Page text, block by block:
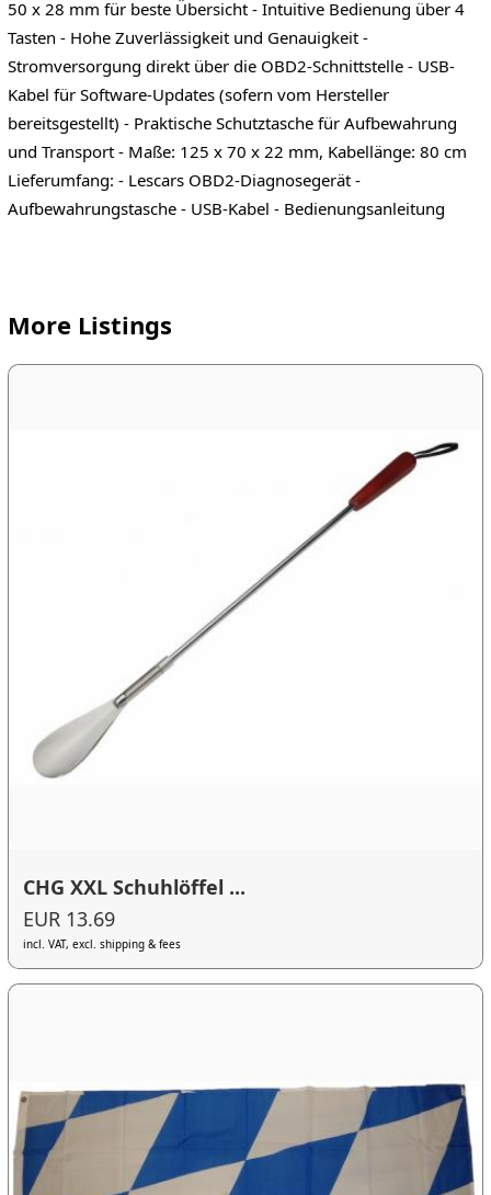
50 x 28 mm für beste Übersicht - Intuitive Bedienung über 4
Tasten - Hohe Zuverlässigkeit und Genauigkeit -
Stromversorgung direkt über die OBD2-Schnittstelle - USB-
Kabel für Software-Updates (sofern vom Hersteller
bereitsgestellt) - Praktische Schutztasche für Aufbewahrung
und Transport - Maße: 125 x 70 x 22 mm, Kabellänge: 80 cm
Lieferumfang: - Lescars OBD2-Diagnosegerät -
Aufbewahrungstasche - USB-Kabel - Bedienungsanleitung
More Listings
CHG XXL Schuhlöffel ...
EUR 13.69
incl. VAT, excl. shipping & fees